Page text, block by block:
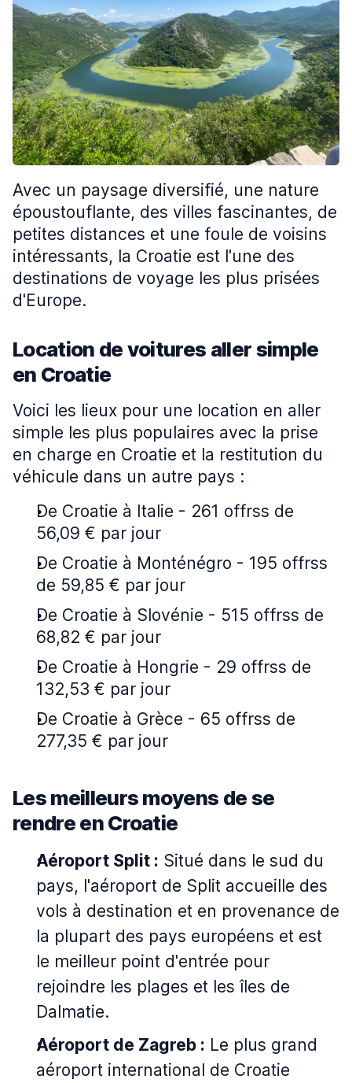
Avec un paysage diversifié, une nature
époustouflante, des villes fascinantes, de
petites distances et une foule de voisins
intéressants, la Croatie est l'une des
destinations de voyage les plus prisées
d'Europe.
Location de voitures aller simple
en Croatie
Voici les lieux pour une location en aller
simple les plus populaires avec la prise
en charge en Croatie et la restitution du
véhicule dans un autre pays :
De Croatie à Italie - 261 offrss de
56,09 € par jour
De Croatie à Monténégro - 195 offrss
de 59,85 € par jour
De Croatie à Slovénie - 515 offrss de
68,82 € par jour
De Croatie à Hongrie - 29 offrss de
132,53 € par jour
De Croatie à Grèce - 65 offrss de
277,35 € par jour
Les meilleurs moyens de se
rendre en Croatie
Aéroport Split : Situé dans le sud du
pays, l'aéroport de Split accueille des
vols à destination et en provenance de
la plupart des pays européens et est
le meilleur point d'entrée pour
rejoindre les plages et les îles de
Dalmatie.
Aéroport de Zagreb : Le plus grand
aéroport international de Croatie